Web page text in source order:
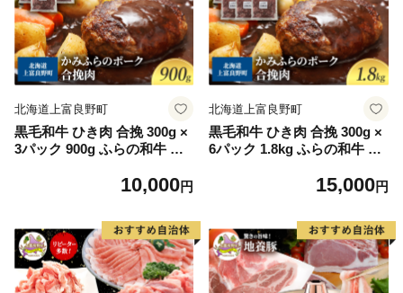
北海道上富良野町
黒毛和牛 ひき肉 合挽 300g ×
3パック 900g ふらの和牛 か
け 焼肉 ぶた肉 お肉 おかず
ご飯がすすむ 丼 焼き肉 限定
甘い 柔らかい)
10,000円
北海道上富良野町
黒毛和牛 ひき肉 合挽 300g ×
6パック 1.8kg ふらの和牛 か
け 焼肉 ぶた肉 お肉 おかず
ご飯がすすむ 丼 焼き肉 限定
甘い 柔らかい)
15,000円